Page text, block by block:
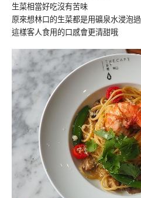
生菜相當好吃沒有苦味
原來想林口的生菜都是用礦泉水浸泡過
這樣客人食用的口感會更清甜哦